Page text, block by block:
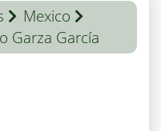
Mexico
Garza García